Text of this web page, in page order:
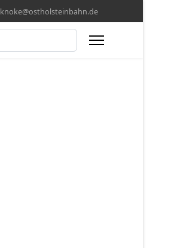
knoke@ostholsteinbahn.de